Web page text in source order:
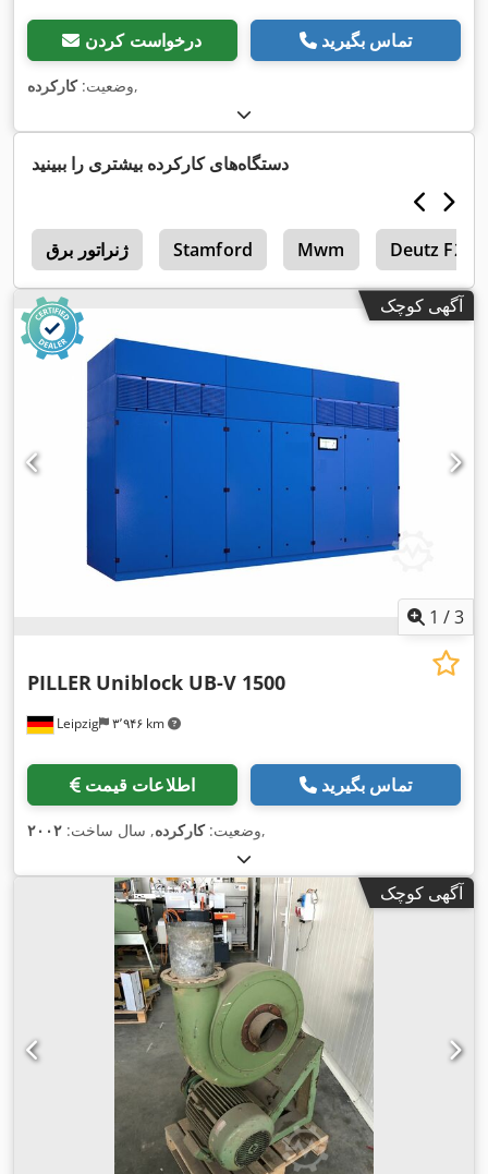
درخواست کردن تماس بگیرید
وضعیت:کارکرده ,
دستگاه‌های کارکرده بیشتری را ببینید
ژنراتور برق Stamford Mwm Deutz
آگهی کوچک
1 /3
Leipzig ۳٬۹۴۶ km
PILLER Uniblock UB-V 1500
اطلاعات قیمت تماس بگیرید
وضعیت:کارکرده, سال ساخت: ۲۰۰۲ ,
آگهی کوچک